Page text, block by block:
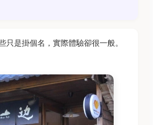
是掛個名，實際體驗卻很一般。